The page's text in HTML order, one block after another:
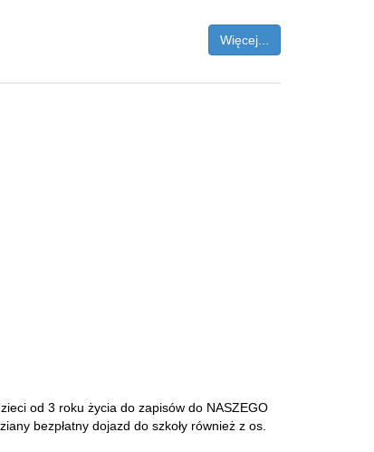
Więcej...
od 3 roku życia do zapisów do NASZEGO
bezpłatny dojazd do szkoły również z os.